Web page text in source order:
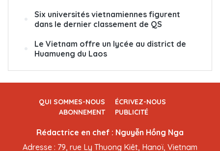
Six universités vietnamiennes figurent
dans le dernier classement de QS
Le Vietnam offre un lycée au district de
Huamueng du Laos
QUI SOMMES-NOUS
ÉCRIVEZ-NOUS
ABONNEMENT
PUBLICITÉ
Rédactrice en chef : Nguyễn Hồng Nga
Adresse : 79, rue Ly Thuong Kiêt, Hanoï, Vietnam